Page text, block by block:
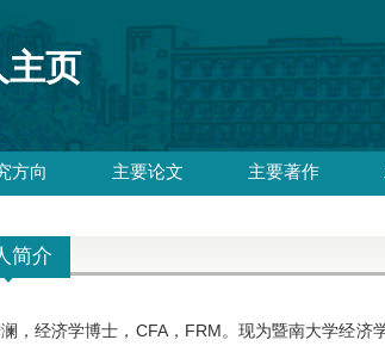
主页
方向 主要论文 主要著作
简介
，经济学博士， CFA，FRM。现为暨南大学经济